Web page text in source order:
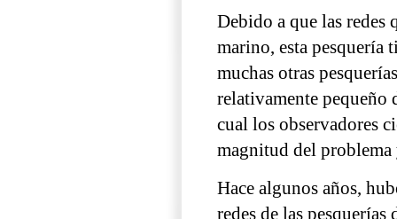
Debido a que las redes
marino, esta pesquería
muchas otras
relativamente pequeño
cual los observadores
magnitud del problema
Hace algunos años,
redes de las